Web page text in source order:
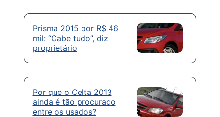
Prisma 2015 por R$ 46
mil: “Cabe tudo”, diz
proprietário
Por que o Celta 2013
ainda é tão procurado
entre os usados?